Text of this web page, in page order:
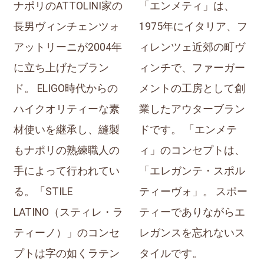
ナポリのATTOLINI家の
長男ヴィンチェンツォ
アットリーニが2004年
に立ち上げたブラン
ド。 ELIGO時代からの
ハイクオリティーな素
材使いを継承し、縫製
もナポリの熟練職人の
手によって行われてい
る。「STILE
LATINO（スティレ・ラ
ティーノ）」のコンセ
プトは字の如くラテン
「エンメティ」は、
1975年にイタリア、フ
ィレンツェ近郊の町ヴ
ィンチで、ファーガー
メントの工房として創
業したアウターブラン
ドです。 「エンメテ
ィ」のコンセプトは、
「エレガンテ・スポル
ティーヴォ」。 スポー
ティーでありながらエ
レガンスを忘れないス
タイルです。